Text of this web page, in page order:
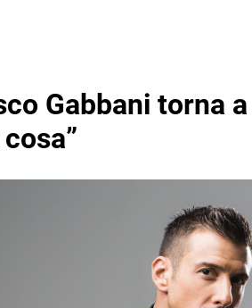
Gabbani torna a